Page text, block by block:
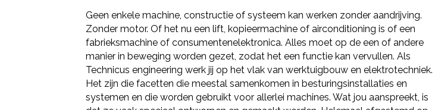
Geen enkele machine, constructie of systeem kan werken zonder aandrijving.
Zonder motor. Of het nu een lift, kopieermachine of airconditioning is of een
fabrieksmachine of consumentenelektronica. Alles moet op de een of andere
manier in beweging worden gezet, zodat het een functie kan vervullen. Als
Technicus engineering werk jij op het vlak van werktuigbouw en elektrotechniek.
Het zijn die facetten die meestal samenkomen in besturingsinstallaties en
systemen en die worden gebruikt voor allerlei machines. Wat jou aanspreekt, is